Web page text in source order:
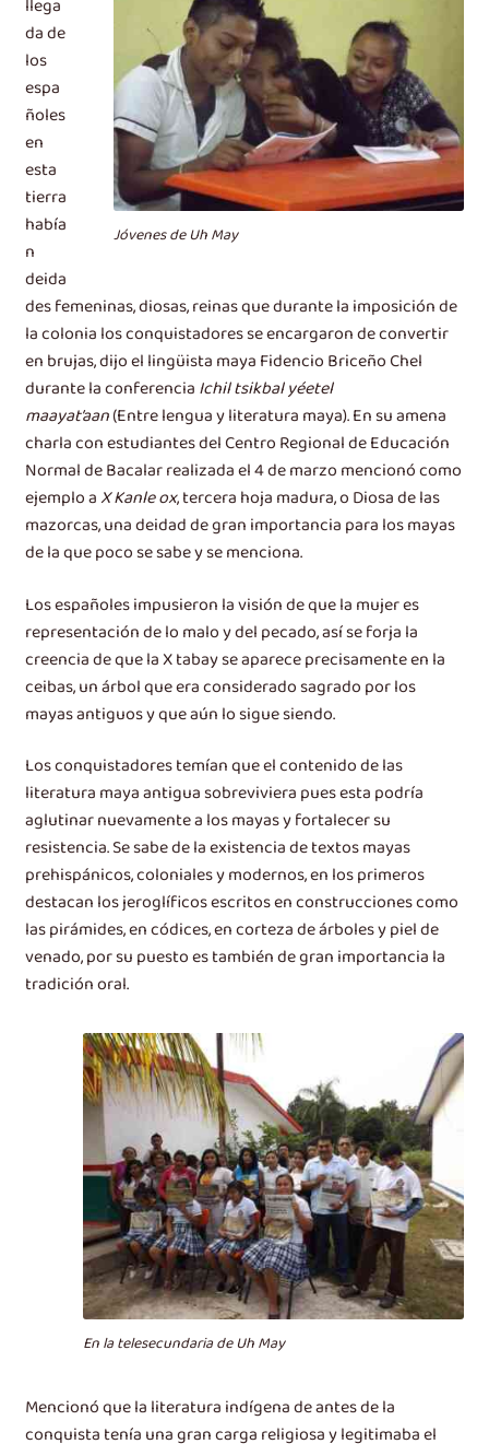
Jóvenes de Uh May
llega
da de
los
espa
ñoles
en
esta
tierra
había
n
deida
des femeninas, diosas, reinas que durante la imposición de
la colonia los conquistadores se encargaron de convertir
en brujas, dijo el lingüista maya Fidencio Briceño Chel
durante la conferenciaIchil tsikbal yéetel
maayat’aan(Entre lengua y literatura maya). En su amena
charla con estudiantes del Centro Regional de Educación
Normal de Bacalar realizada el 4 de marzo mencionó como
ejemplo aX Kanle ox, tercera hoja madura, o Diosa de las
mazorcas, una deidad de gran importancia para los mayas
de la que poco se sabe y se menciona.
Los españoles impusieron la visión de que la mujer es
representación de lo malo y del pecado, así se forja la
creencia de que la X tabay se aparece precisamente en la
ceibas, un árbol que era considerado sagrado por los
mayas antiguos y que aún lo sigue siendo.
Los conquistadores temían que el contenido de las
literatura maya antigua sobreviviera pues esta podría
aglutinar nuevamente a los mayas y fortalecer su
resistencia. Se sabe de la existencia de textos mayas
prehispánicos, coloniales y modernos, en los primeros
destacan los jeroglíficos escritos en construcciones como
las pirámides, en códices, en corteza de árboles y piel de
venado, por su puesto es también de gran importancia la
tradición oral.
En la telesecundaria de Uh May
Mencionó que la literatura indígena de antes de la
conquista tenía una gran carga religiosa y legitimaba el